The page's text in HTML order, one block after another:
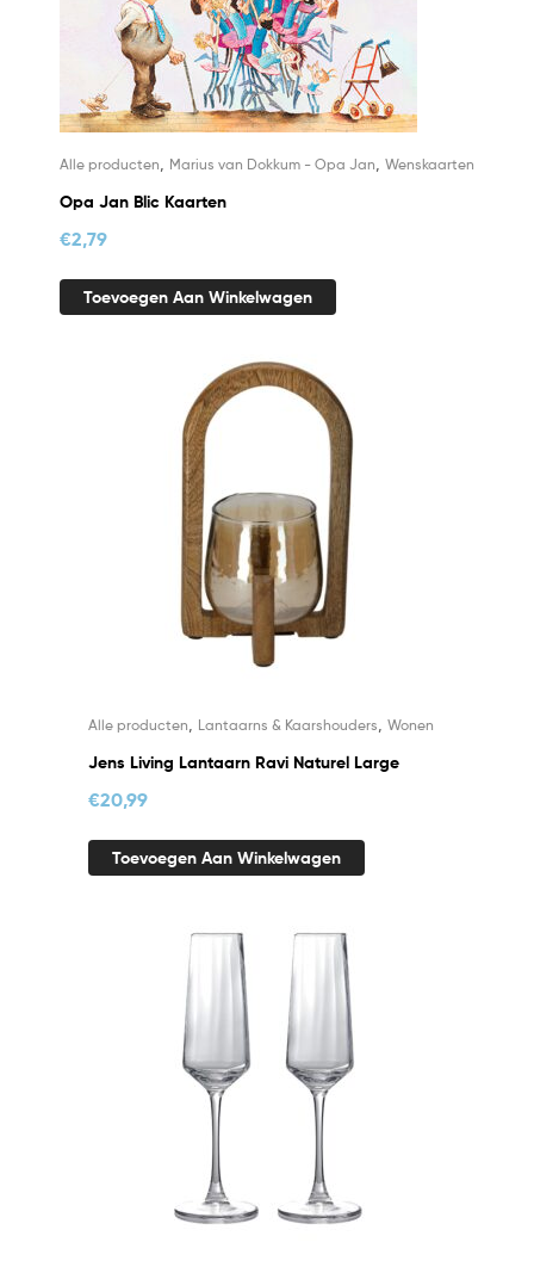
Alle producten Marius van Dokkum - Opa Jan Wenskaarten
Opa Jan Blic Kaarten
€2,79
Toevoegen Aan Winkelwagen
Alle producten, Lantaarns & Kaarshouders, Wonen
Jens Living Lantaarn Ravi Naturel Large
€20,99
Toevoegen Aan Winkelwagen